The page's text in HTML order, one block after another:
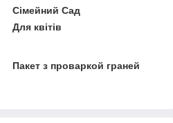
Сімейний Сад
Для квітів
Пакет з проваркой граней